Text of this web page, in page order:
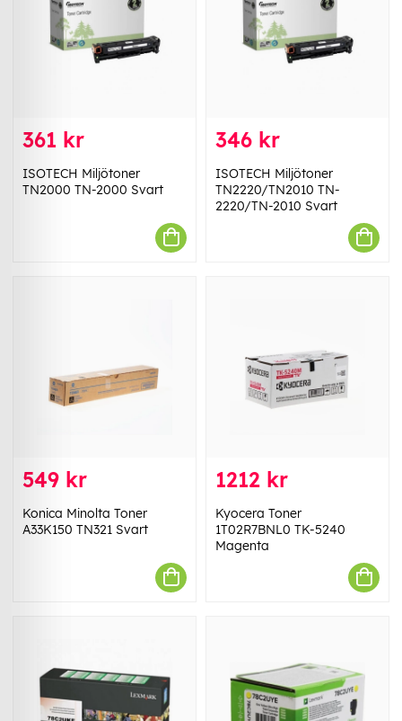
361 kr
ISOTECH Miljötoner
TN2000 TN-2000 Svart
346 kr
ISOTECH Miljötoner
TN2220/TN2010 TN-
2220/TN-2010 Svart
549 kr
Konica Minolta Toner
A33K150 TN321 Svart
1212 kr
Kyocera Toner
1T02R7BNL0 TK-5240
Magenta